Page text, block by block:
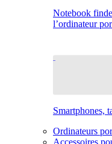
Notebook
l’ordinateur
Smartphones,
Ordinateurs
Accessoires